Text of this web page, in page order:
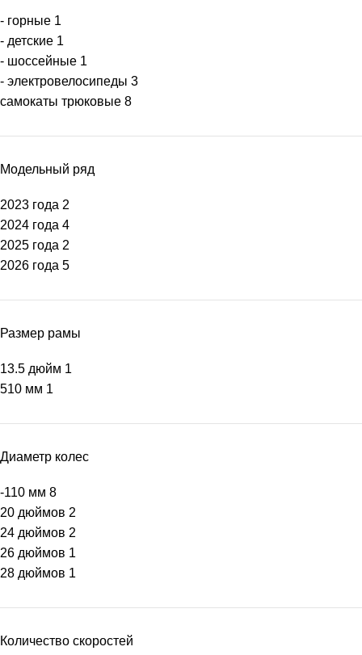
- горные 1
- детские 1
- шоссейные 1
- электровелосипеды 3
самокаты трюковые 8
Модельный ряд
2023 года 2
2024 года 4
2025 года 2
2026 года 5
Размер рамы
13.5 дюйм 1
510 мм 1
Диаметр колес
-110 мм 8
20 дюймов 2
24 дюймов 2
26 дюймов 1
28 дюймов 1
Количество скоростей